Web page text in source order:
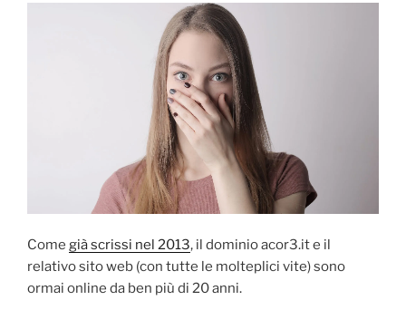
Come già scrissi nel 2013, il dominio acor3.it e il
relativo sito web (con tutte le molteplici vite) sono
ormai online da ben più di 20 anni.